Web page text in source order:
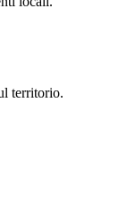
territorio.